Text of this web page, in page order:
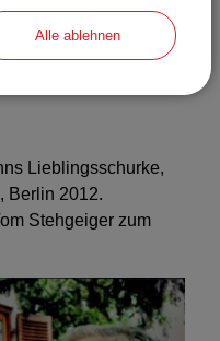
9361, V/128466.
Lieblingsschurke,
Berlin 2012.
Stehgeiger zum
Alle ablehnen